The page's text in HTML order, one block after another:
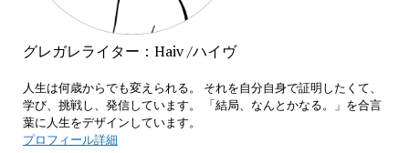
グレガレライター：Haiv /ハイヴ
人生は何歳からでも変えられる。 それを自分自身で証明したくて、
学び、挑戦し、発信しています。 「結局、なんとかなる。」を合言
葉に人生をデザインしています。
プロフィール詳細